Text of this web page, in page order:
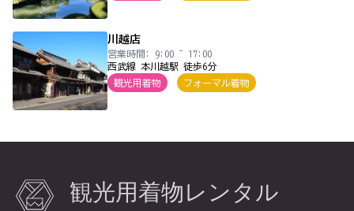
川越店
営業時間: 9:00 ~ 17:00
西武線 本川越駅 徒歩6分
観光用着物
フォーマル着物
観光用着物レンタル